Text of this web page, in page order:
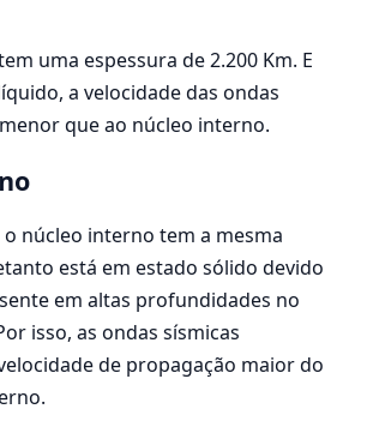
uma espessura de 2.200 Km. E
a velocidade das ondas
que ao núcleo interno.
núcleo interno tem a mesma
está em estado sólido devido
em altas profundidades no
isso, as ondas sísmicas
de propagação maior do